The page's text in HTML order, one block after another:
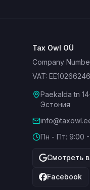
Tax Owl OÜ
Company
VAT:
Paekalda tn
Эстония
Пн - Пт: 9:00 -
Смотреть
Facebook